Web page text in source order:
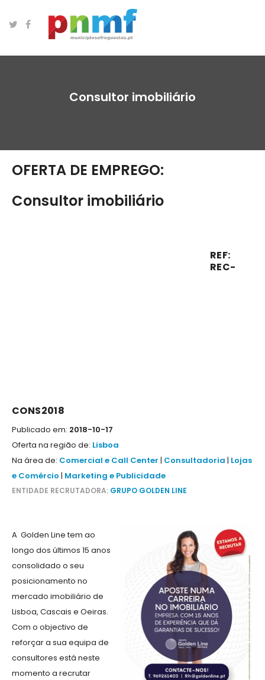
Consultor imobiliário
OFERTA DE EMPREGO:
Consultor imobiliário
REF:
REC-
CONS2018
Publicado em: 2018-10-17
Oferta na região de: Lisboa
Na área de: Comercial e Call Center | Consultadoria | Lojas
e Comércio | Marketing e Publicidade
ENTIDADE RECRUTADORA: GRUPO GOLDEN LINE
A Golden Line tem ao
longo dos últimos 15 anos
consolidado o seu
posicionamento no
mercado imobiliário de
Lisboa, Cascais e Oeiras.
Com o objectivo de
reforçar a sua equipa de
consultores está neste
momento a recrutar